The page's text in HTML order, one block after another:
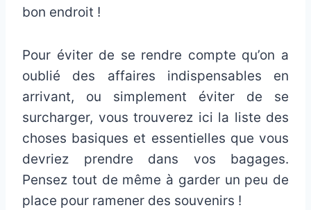
bon endroit !
Pour éviter de se rendre compte qu’on a
oublié des affaires indispensables en
arrivant, ou simplement éviter de se
surcharger, vous trouverez ici la liste des
choses basiques et essentielles que vous
devriez prendre dans vos bagages.
Pensez tout de même à garder un peu de
place pour ramener des souvenirs !